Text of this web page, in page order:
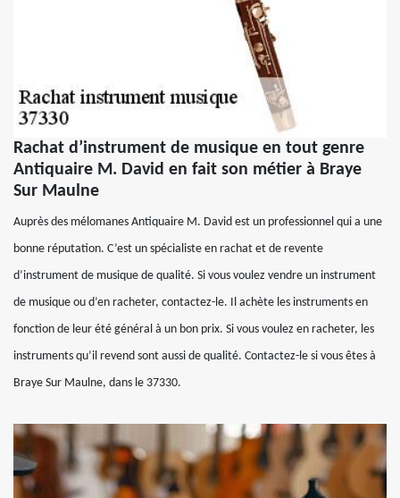
Rachat d’instrument de musique en tout genre
Antiquaire M. David en fait son métier à Braye
Sur Maulne
Auprès des mélomanes Antiquaire M. David est un professionnel qui a une
bonne réputation. C’est un spécialiste en rachat et de revente
d’instrument de musique de qualité. Si vous voulez vendre un instrument
de musique ou d’en racheter, contactez-le. Il achète les instruments en
fonction de leur été général à un bon prix. Si vous voulez en racheter, les
instruments qu’il revend sont aussi de qualité. Contactez-le si vous êtes à
Braye Sur Maulne, dans le 37330.